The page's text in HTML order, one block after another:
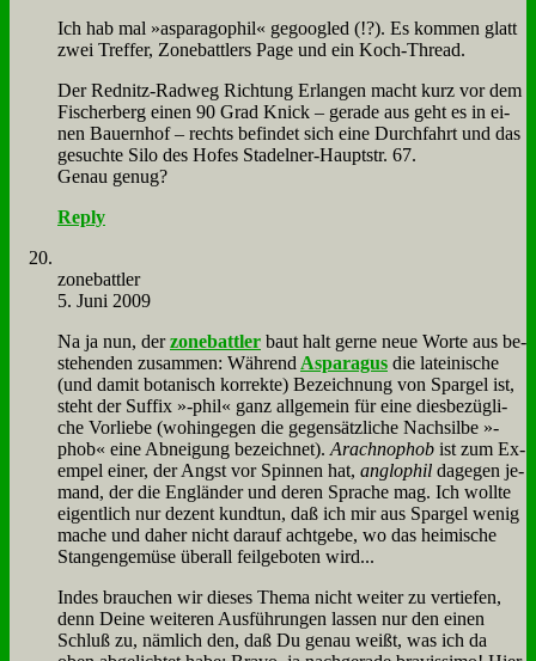
Ich hab mal »aspa­rag­o­phil« ge­goo­g­led (!?). Es kom­men glatt
zwei Tref­fer, Zone­batt­lers Pa­ge und ein Koch-Th­read.
Der Red­nitz-Rad­weg Rich­tung Er­lan­gen macht kurz vor dem
Fi­scher­berg ei­nen 90 Grad Knick – ge­ra­de aus geht es in ei­
nen Bau­ern­hof – rechts be­fin­det sich ei­ne Durch­fahrt und das
ge­such­te Si­lo des Ho­fes Sta­del­ner-Haupt­str. 67.
Ge­nau ge­nug?
Reply
zone­batt­ler
5. Juni 2009
Na ja nun, derzone­batt­ler baut halt ger­ne neue Wor­te aus be­
stehen­den zu­sam­men: Wäh­rend Aspa­ra­gus die la­tei­ni­sche
(und da­mit bo­ta­nisch kor­rek­te) Be­zeich­nung von Spar­gel ist,
steht der Suf­fix »-phil« ganz all­ge­mein für ei­ne dies­be­züg­li­
che Vor­lie­be (wo­hin­ge­gen die ge­gen­sätz­li­che Nach­sil­be »-
phob« ei­ne Ab­nei­gung be­zeich­net). Arach­no­phob ist zum Ex­
em­pel ei­ner, der Angst vor Spin­nen hat, an­glo­phil da­ge­gen je­
mand, der die Eng­län­der und de­ren Spra­che mag. Ich woll­te
ei­gent­lich nur de­zent kund­tun, daß ich mir aus Spar­gel we­nig
ma­che und da­her nicht dar­auf acht­ge­be, wo das hei­mi­sche
Stan­gen­ge­mü­se über­all feil­ge­bo­ten wird...
In­des brau­chen wir die­ses The­ma nicht wei­ter zu ver­tie­fen,
denn Dei­ne wei­te­ren Aus­füh­run­gen las­sen nur den ei­nen
Schluß zu, näm­lich den, daß Du ge­nau weißt, was ich da